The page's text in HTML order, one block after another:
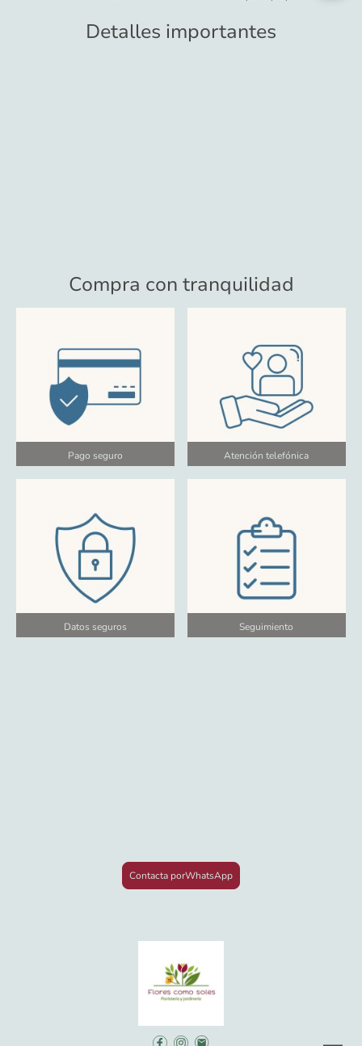
Detalles importantes
Compra con tranquilidad
Pago seguro Atención telefónica
Datos seguros Seguimiento
Contacta porWhatsApp